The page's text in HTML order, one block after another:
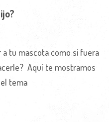
tu mascota como si fuera
Aquí te mostramos
tema